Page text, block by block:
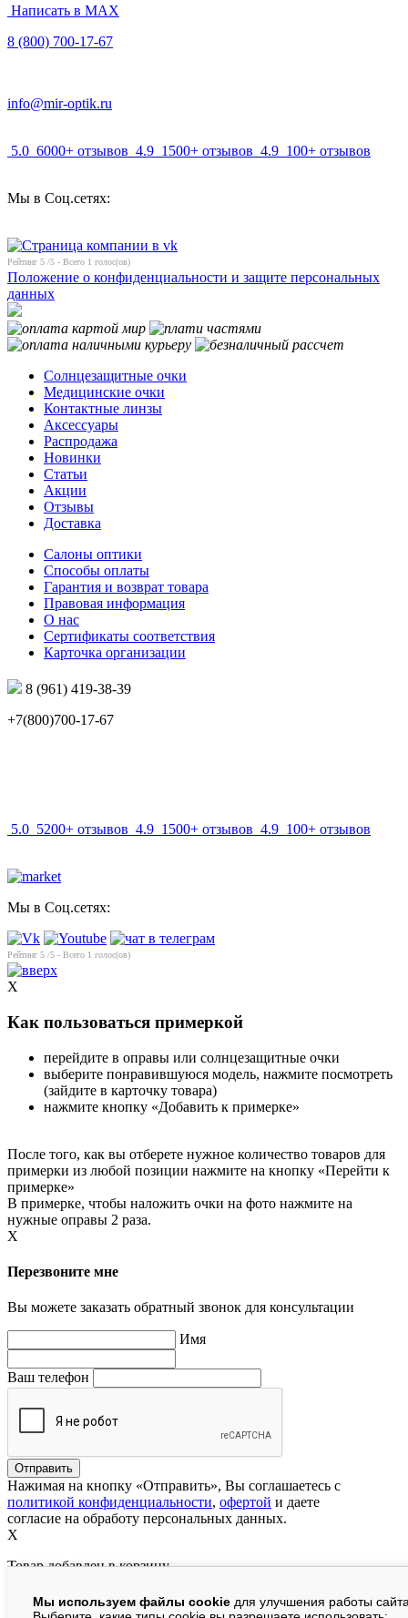
Написать в MAX
8 (800) 700-17-67
info@mir-optik.ru
5.0 6000+ отзывов 4.9 1500+ отзывов 4.9 100+ отзывов
Мы в Соц.сетях:
Рейтинг 5 /5 - Всего 1 голос(ов)
Положение о конфиденциальности и защите персональных
данных
Солнцезащитные очки
Медицинские очки
Контактные линзы
Аксессуары
Распродажа
Новинки
Статьи
Акции
Отзывы
Доставка
Салоны оптики
Способы оплаты
Гарантия и возврат товара
Правовая информация
О нас
Сертификаты соответствия
Карточка организации
8 (961) 419-38-39
+7(800)700-17-67
5.0 5200+ отзывов 4.9 1500+ отзывов 4.9 100+ отзывов
Мы в Соц.сетях:
Рейтинг 5 /5 - Всего 1 голос(ов)
Мы используем файлы cookie для улучшения работы
X
Как пользоваться примеркой
перейдите в оправы или солнцезащитные очки
выберите понравившуюся модель, нажмите посмотреть
(зайдите в карточку товара)
нажмите кнопку «Добавить к примерке»
После того, как вы отберете нужное количество товаров для
примерки из любой позиции нажмите на кнопку «Перейти к
примерке»
В примерке, чтобы наложить очки на фото нажмите на
нужные оправы 2 раза.
X
Перезвоните мне
Вы можете заказать обратный звонок для консультации
Имя
Ваш телефон
Нажимая на кнопку «Отправить», Вы соглашаетесь с
политикой конфиденциальности, офертой и даете
согласие на обработу персональных данных.
X
Товар добавлен в корзину